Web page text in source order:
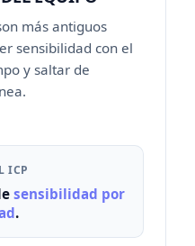
más antiguos
sensibilidad con el
y saltar de
ICP
sensibilidad por
.